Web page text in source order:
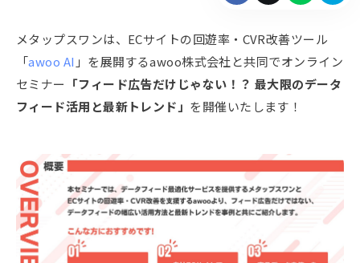
メタップスワンは、ECサイトの回遊率・CVR改善ツール
「awoo AI 」を展開するawoo株式会社と共同でオンライン
セミナー 「フィード広告だけじゃない！？ 最大限のデータ
フィード活用と最新トレンド」 を開催いたします！